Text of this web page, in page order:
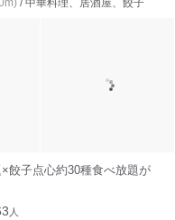
/ 中華料理、居酒屋、餃子
餃子点心約30種食べ放題が
人